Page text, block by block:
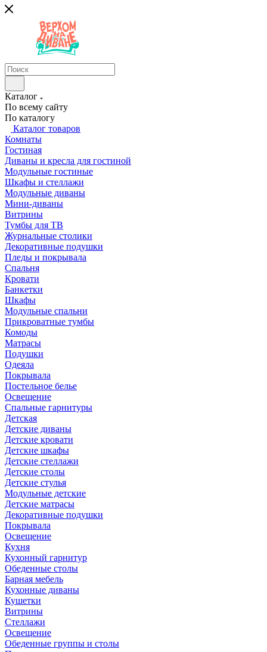
Каталог
По всему сайту
По каталогу
Каталог товаров
Комнаты
Гостиная
Диваны и кресла для гостиной
Модульные гостиные
Шкафы и стеллажи
Модульные диваны
Мини-диваны
Витрины
Тумбы для ТВ
Журнальные столики
Декоративные подушки
Пледы и покрывала
Спальня
Кровати
Банкетки
Шкафы
Модульные спальни
Прикроватные тумбы
Комоды
Матрасы
Подушки
Одеяла
Покрывала
Постельное белье
Освещение
Спальные гарнитуры
Детская
Детские диваны
Детские кровати
Детские шкафы
Детские стеллажи
Детские столы
Детские стулья
Модульные детские
Детские матрасы
Декоративные подушки
Покрывала
Освещение
Кухня
Кухонный гарнитур
Обеденные столы
Барная мебель
Кухонные диваны
Кушетки
Витрины
Стеллажи
Освещение
Обеденные группы и столы